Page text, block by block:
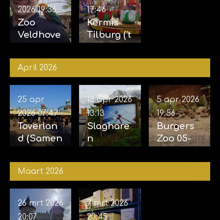
Zoo
Veldhove
2026
2026 19:36
Kermis
Tilburg ('t
05-2026
17:46
April 2026
Toverlan
d (Samen
Sophie)
24-04-
2026
25 apr
2026 07:47
Slaghare
n
Sky Sifter
2026
18 apr 2026
13:13
Burgers
Zoo 05-
5 apr 2026
19:56
Maart 2026
26 mrt 2026
20:07
7 mrt 2026
20:45